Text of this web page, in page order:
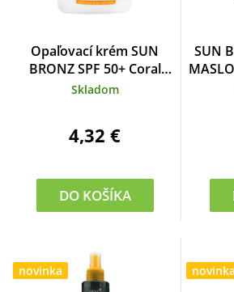
Opaľovací krém SUN
BRONZ SPF 50+ Coral
Friendly cestovné balenie
Skladom
4,32 €
DO KOŠÍKA
SUN
novinka novinka